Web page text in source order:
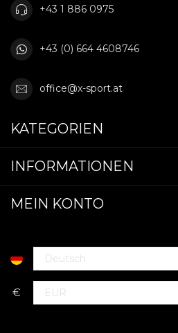
+43 1 886 0975
+43 (0) 664 4608746
office@x-sport.at
KATEGORIEN
INFORMATIONEN
MEIN KONTO
€